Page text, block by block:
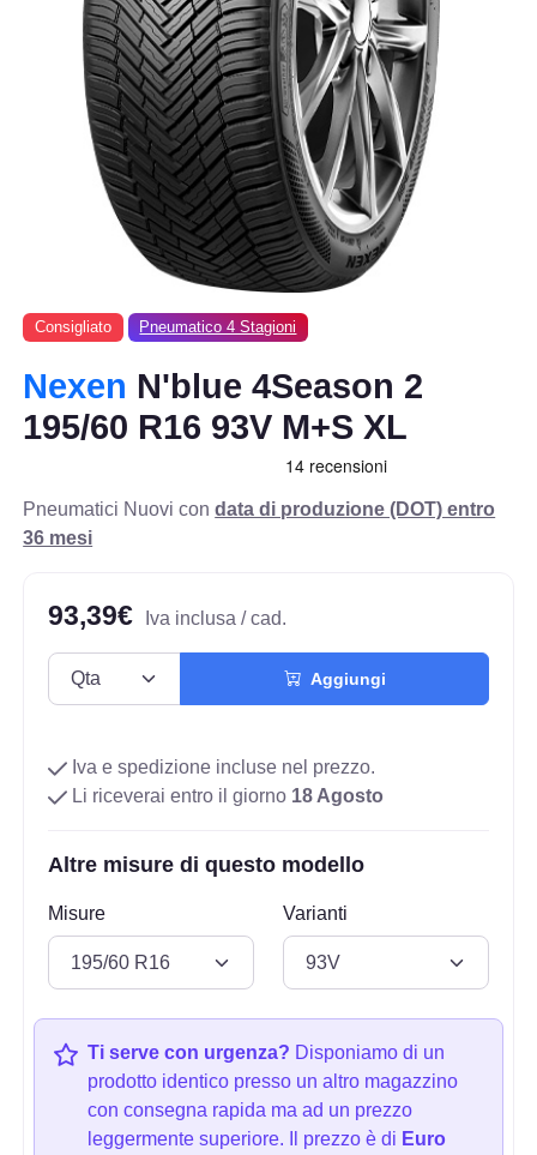
Consigliato Pneumatico 4 Stagioni
Nexen N'blue 4Season 2
195/60 R16 93V M+S XL
Pneumatici Nuovi condata di produzione (DOT) entro
36 mesi
93,39€ Iva inclusa / cad.
Aggiungi
Iva e spedizione incluse nel prezzo.
Li riceverai entro il giorno 18 Agosto
Altre misure di questo modello
Misure Varianti
Ti serve con urgenza? Disponiamo di un
prodotto identico presso un altro magazzino
con consegna rapida ma ad un prezzo
leggermente superiore. Il prezzo è di Euro